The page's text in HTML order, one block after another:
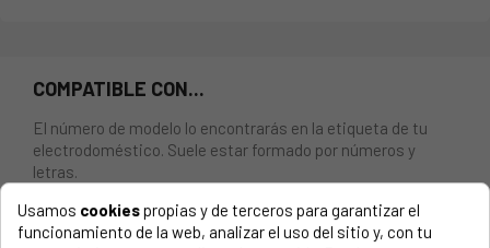
COMPATIBLE CON...
El número de modelo lo encontrarás en la etiqueta de tu
electrodoméstico. Suele estar formado por números y
letras.
Usamos cookiespropias y de terceros para garantizar el
funcionamiento de la web, analizar el uso del sitio y, con tu